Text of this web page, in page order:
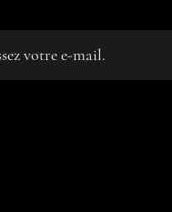
© 2023 by Name of Site. Created on